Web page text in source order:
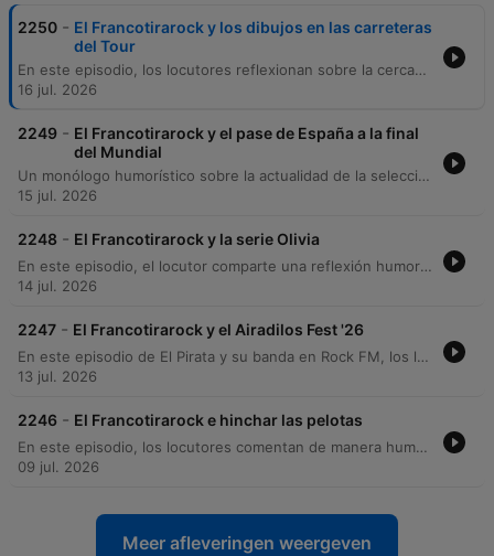
2250 - El Francotirarock y los dibujos en las carreteras
del Tour
En este episodio, los locutores reflexionan sobre la cercanía del fin de temporada y exploran la existencia de oficios curiosos. Comienzan recordando la antigua profesión de los despertadores humanos que golpeaban las ventanas para despertar a la gente, para luego centrar la atención en una labor actual durante el Tour de Francia. Se detalla el trabajo de Patrick y Joel, encargados de limpiar las carreteras de grafitis obscenos realizados por aficionados. La conversación aborda la magnitud del esfuerzo realizado por estos trabajadores, quienes utilizan grandes cantidades de pintura blanca para transformar dibujos vulgares en figuras de la cultura popular, como personajes de Warner Bros. El episodio cierra con una despedida de la temporada y buenos deseos para las vacaciones de la audiencia.
16 jul. 2026
2249 - El Francotirarock y el pase de España a la final
del Mundial
Un monólogo humorístico sobre la actualidad de la selección española de fútbol tras alcanzar la final del Mundial. Los locutores comentan con tono satírico el éxito de Luis de la Fuente, destacando su capacidad para liderar a una generación joven compuesta por jugadores como Lamine Yamal y Unai Simón. El episodio recorre anécdotas personales sobre encuentros con el seleccionador, bromas sobre los apellidos de los entrenadores españoles y las expectativas de victoria para la afición.
15 jul. 2026
2248 - El Francotirarock y la serie Olivia
En este episodio, el locutor comparte una reflexión humorística sobre las recomendaciones de series para el verano, contrastando la idea de hacer ejercicio con el placer de disfrutar de una buena cerveza y mejillones. El presentador recomienda la serie Olivia, disponible en Disney+, destacando su elenco compuesto por Pablo Chávarri, Kira Miró, La Lachú y Nancho Novo, además de su propia participación junto a Iñaki Urrutia.
14 jul. 2026
2247 - El Francotirarock y el Airadilos Fest '26
En este episodio de El Pirata y su banda en Rock FM, los locutores comentan la reciente creación de un canal de WhatsApp por parte del alcalde de Nueva York, Eric Adams, denominado El Chisme Oficial de Nueva York. El canal está dirigido específicamente a la comunidad hispanohablante para proporcionar información útil sobre la ciudad. La conversación explora con humor la connotación de la palabra chisme y cómo este canal busca informar sobre temas de interés público, contrastando la utilidad de la herramienta con la idea popular del cotilleo o salseo.
13 jul. 2026
2246 - El Francotirarock e hinchar las pelotas
En este episodio, los locutores comentan de manera humorística y satírica una supuesta tendencia viral de verano denominada ballmuxing. La conversación explora la idea de personas que recurren a procedimientos para aumentar el tamaño de sus testículos, utilizando analogías cómicas sobre el crecimiento desmedido y las consecuencias físicas de esta práctica.
09 jul. 2026
Meer afleveringen weergeven